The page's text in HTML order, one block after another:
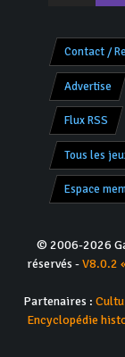
Contact /
Advertise
Flux RSS
Tous les
Espace
© 2006-2026
réservés -V8.0.2
Partenaires :
Encyclopédie